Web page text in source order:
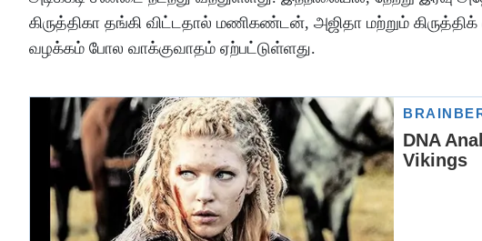
கிருத்திகா தங்கி விட்டதால் மணிகண்டன், அஜிதா மற்றும்
வழக்கம் போல வாக்குவாதம் ஏற்பட்டுள்ளது.